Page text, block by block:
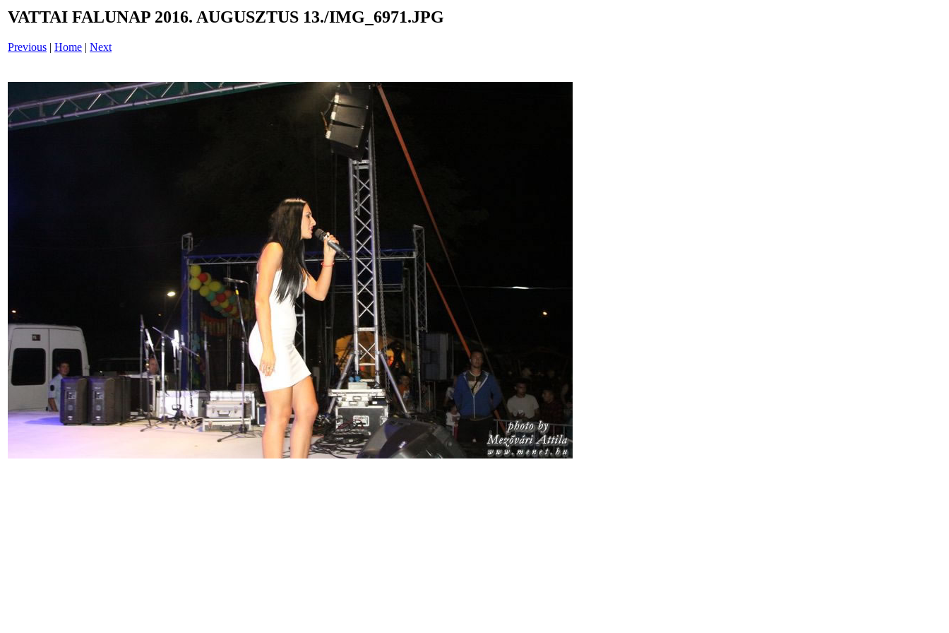
VATTAI FALUNAP 2016. AUGUSZTUS 13./IMG_6971.JPG
Previous | Home | Next